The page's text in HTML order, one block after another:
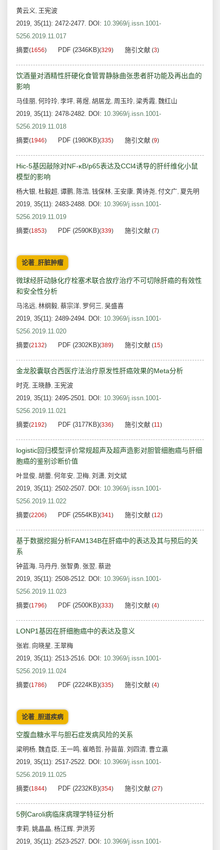
黄云义, 王宪波
2019, 35(11): 2472-2477. DOI: 10.3969/j.issn.1001-
5256.2019.11.017
摘要(1656) PDF (2346KB)(329) 施引文献 (3)
饮酒量对酒精性肝硬化食管胃静脉曲张患者肝功能及再出血的
影响
马佳丽, 何玲玲, 李坪, 蒋煜, 胡居龙, 周玉玲, 梁秀霞, 魏红山
2019, 35(11): 2478-2482. DOI: 10.3969/j.issn.1001-
5256.2019.11.018
摘要(1946) PDF (1980KB)(335) 施引文献 (9)
Hic-5基因敲除对NF-κB/p65表达及CCl4诱导的肝纤维化小鼠
模型的影响
杨大银, 杜毅超, 谭鹏, 陈浩, 钱保林, 王安康, 黄诗尧, 付文广, 夏先明
2019, 35(11): 2483-2488. DOI: 10.3969/j.issn.1001-
5256.2019.11.019
摘要(1853) PDF (2590KB)(339) 施引文献 (7)
论著_肝脏肿瘤
微球经肝动脉化疗栓塞术联合放疗治疗不可切除肝癌的有效性
和安全性分析
马洺远, 林纲毅, 蔡宗洋, 罗何三, 吴盛喜
2019, 35(11): 2489-2494. DOI: 10.3969/j.issn.1001-
5256.2019.11.020
摘要(2132) PDF (2302KB)(389) 施引文献 (15)
金龙胶囊联合西医疗法治疗原发性肝癌效果的Meta分析
时克, 王晓静, 王宪波
2019, 35(11): 2495-2501. DOI: 10.3969/j.issn.1001-
5256.2019.11.021
摘要(2192) PDF (3177KB)(336) 施引文献 (11)
logistic回归模型评价常规超声及超声造影对胆管细胞癌与肝细
胞癌的鉴别诊断价值
叶显俊, 胡蕾, 何年安, 卫梅, 刘潇, 刘文斌
2019, 35(11): 2502-2507. DOI: 10.3969/j.issn.1001-
5256.2019.11.022
摘要(2206) PDF (2554KB)(341) 施引文献 (12)
基于数据挖掘分析FAM134B在肝癌中的表达及其与预后的关
系
钟蓝海, 马丹丹, 张智勇, 张翌, 蔡逊
2019, 35(11): 2508-2512. DOI: 10.3969/j.issn.1001-
5256.2019.11.023
摘要(1796) PDF (2500KB)(333) 施引文献 (4)
LONP1基因在肝细胞癌中的表达及意义
张岩, 向晓星, 王翠梅
2019, 35(11): 2513-2516. DOI: 10.3969/j.issn.1001-
5256.2019.11.024
摘要(1786) PDF (2224KB)(335) 施引文献 (4)
论著_胆道疾病
空腹血糖水平与胆石症发病风险的关系
梁明杨, 魏垚臣, 王一鸣, 崔皓哲, 孙苗苗, 刘四清, 曹立瀛
2019, 35(11): 2517-2522. DOI: 10.3969/j.issn.1001-
5256.2019.11.025
摘要(1844) PDF (2232KB)(354) 施引文献 (27)
5例Caroli病临床病理学特征分析
李莉, 姚晶晶, 杨江辉, 尹洪芳
2019, 35(11): 2523-2527. DOI: 10.3969/j.issn.1001-